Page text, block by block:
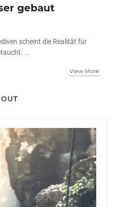
gebaut
scheint die Realität für
...
View More